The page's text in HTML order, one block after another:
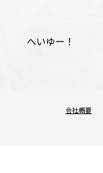
へいゆー！
会社概要